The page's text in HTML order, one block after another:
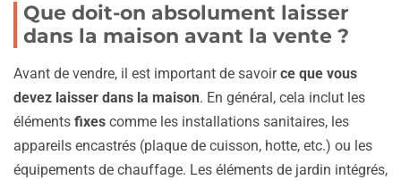
Que doit-on absolument laisser
dans la maison avant la vente ?
Avant de vendre, il est important de savoirce que vous
devez laisser dans la maison. En général, cela inclut les
éléments fixes comme les installations sanitaires, les
appareils encastrés (plaque de cuisson, hotte, etc.) ou les
équipements de chauffage. Les éléments de jardin intégrés,